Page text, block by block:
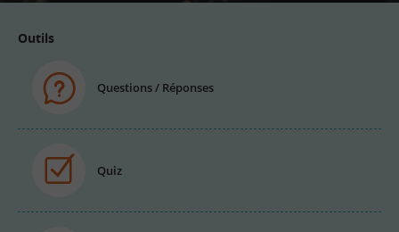
Outils
Questions / Réponses
Quiz